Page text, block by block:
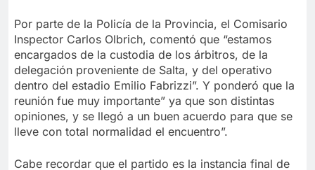
Por parte de la Policía de la Provincia, el Comisario
Inspector Carlos Olbrich, comentó que “estamos
encargados de la custodia de los árbitros, de la
delegación proveniente de Salta, y del operativo
dentro del estadio Emilio Fabrizzi”. Y ponderó que la
reunión fue muy importante” ya que son distintas
opiniones, y se llegó a un buen acuerdo para que se
lleve con total normalidad el encuentro”.
Cabe recordar que el partido es la instancia final de